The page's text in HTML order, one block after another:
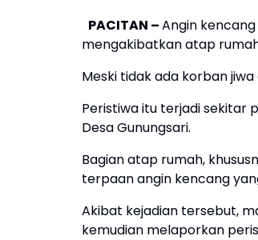
PACITAN –Angin
mengakibatkan atap
Meski tidak ada korban
Peristiwa itu terjadi sekitar
Desa Gunungsari.
Bagian atap rumah,
terpaan angin kencang
Akibat kejadian tersebut,
kemudian melaporkan